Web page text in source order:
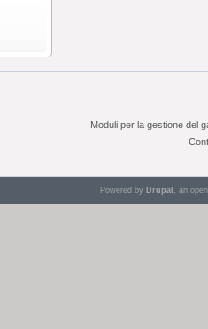
Moduli per la gestione del
Powered by Drupal , an